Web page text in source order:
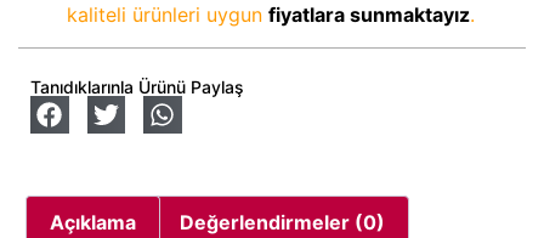
kaliteli ürünleri uygun fiyatlara sunmaktayız.
Tanıdıklarınla Ürünü Paylaş
Açıklama Değerlendirmeler (0)